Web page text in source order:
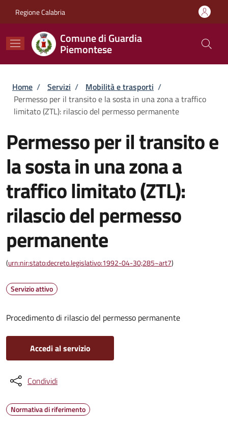
Regione Calabria
Comune di Guardia
Piemontese
Briciole di pane
Home / Servizi / Mobilità e trasporti /
Permesso per il transito e la sosta in una zona a traffico
limitato (ZTL): rilascio del permesso permanente
Permesso per il transito e
la sosta in una zona a
traffico limitato (ZTL):
rilascio del permesso
permanente
(urn:nir:stato:decreto.legislativo:1992-04-30;285~art7)
Servizio attivo
Procedimento di rilascio del permesso permanente
Accedi al servizio
Condividi
Normativa di riferimento